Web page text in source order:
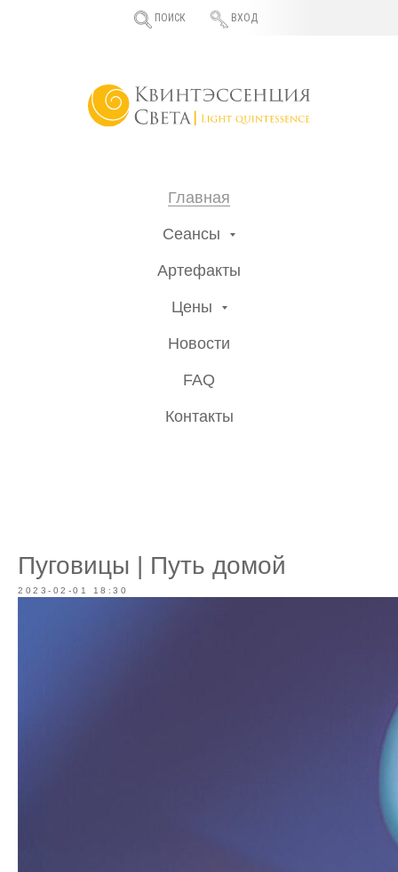
ПОИСК ВХОД
Главная
Сеансы
Артефакты
Цены
Новости
FAQ
Контакты
Пуговицы | Путь домой
2023-02-01 18:30